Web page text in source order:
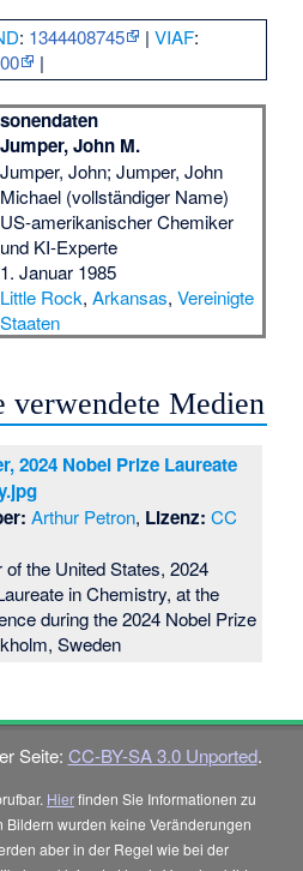
: 1344408745 |VIAF:
|
Jumper, John M.
Jumper, John; Jumper, John
Michael (vollständiger Name)
US-amerikanischer Chemiker
und KI-Experte
1. Januar 1985
Little Rock,Arkansas,Vereinigte
Staaten
verwendete Medien
2024 Nobel Prize Laureate
Arthur Petron, Lizenz: CC
the United States, 2024
in Chemistry, at the
during the 2024 Nobel Prize
Sweden
Seite: CC-BY-SA 3.0 Unported.
Hierfinden Sie Informationen zu
Bildern wurden keine Veränderungen
aber in der Regel wie bei der